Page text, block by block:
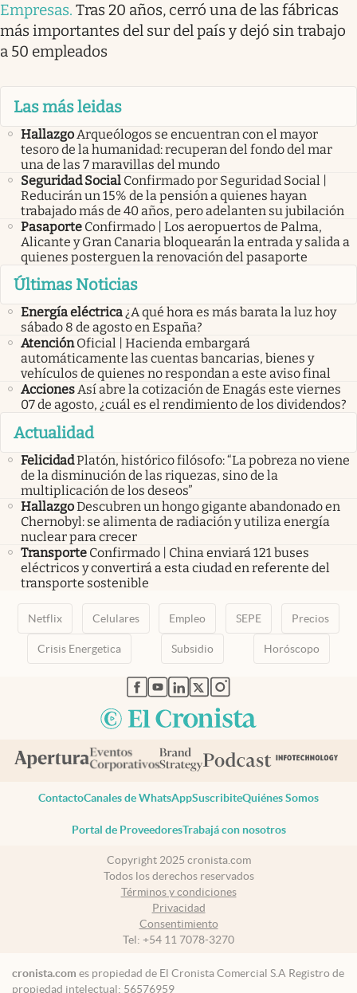
Empresas. Tras 20 años, cerró una de las fábricas
más importantes del sur del país y dejó sin trabajo
a 50 empleados
Las más leidas
HallazgoArqueólogos se encuentran con el mayor
tesoro de la humanidad: recuperan del fondo del mar
una de las 7 maravillas del mundo
Seguridad Social Confirmado por Seguridad Social |
Reducirán un 15% de la pensión a quienes hayan
trabajado más de 40 años, pero adelanten su jubilación
Pasaporte Confirmado | Los aeropuertos de Palma,
Alicante y Gran Canaria bloquearán la entrada y salida a
quienes posterguen la renovación del pasaporte
Últimas Noticias
Energía eléctrica¿A qué hora es más barata la luz hoy
sábado 8 de agosto en España?
Atención Oficial | Hacienda embargará
automáticamente las cuentas bancarias, bienes y
vehículos de quienes no respondan a este aviso final
AccionesAsí abre la cotización de Enagás este viernes
07 de agosto, ¿cuál es el rendimiento de los dividendos?
Actualidad
FelicidadPlatón, histórico filósofo: “La pobreza no viene
de la disminución de las riquezas, sino de la
multiplicación de los deseos”
HallazgoDescubren un hongo gigante abandonado en
Chernobyl: se alimenta de radiación y utiliza energía
nuclear para crecer
Transporte Confirmado | China enviará 121 buses
eléctricos y convertirá a esta ciudad en referente del
transporte sostenible
Netflix Celulares Empleo SEPE Precios
Crisis Energetica Subsidio Horóscopo
abre en nueva pestaña
abre en nueva pestaña
abre en nueva pestaña
abre en nueva pestaña
abre en nueva pestaña
ContactoCanales de WhatsAppSuscribiteQuiénes Somos
Portal de ProveedoresTrabajá con nosotros
Copyright 2025 cronista.com
Todos los derechos reservados
Términos y condiciones
Privacidad
Consentimiento
Tel: +54 11 7078-3270
cronista.com es propiedad de El Cronista Comercial S.A Registro de
propiedad intelectual: 56576959